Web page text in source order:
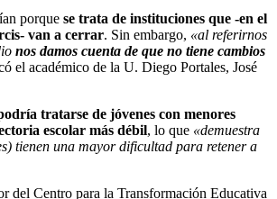
porque se trata de instituciones que -en el
van a cerrar. Sin embargo, «al referirnos
nos damos cuenta de que no tiene cambios
el académico de la U. Diego Portales, José
tratarse de jóvenes con menores
escolar más débil, lo que «demuestra
tienen una mayor dificultad para retener a
del Centro para la Transformación Educativa